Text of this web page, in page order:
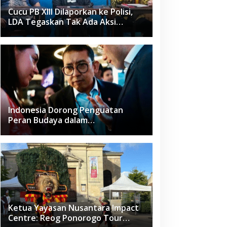
Cucu PB XIII Dilaporkan ke Polisi,
LDA Tegaskan Tak Ada Aksi
Pemukulan
Indonesia Dorong Penguatan
Peran Budaya dalam
Pembangunan Global di Forum G20
Afrika Selatan
Ketua Yayasan Nusantara Impact
Centre: Reog Ponorogo Tour